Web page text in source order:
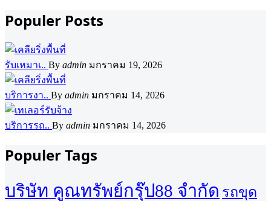
Populer Posts
รับเหมาเ.. By admin มกราคม 19, 2026
บริการงา.. By admin มกราคม 14, 2026
บริการรถ.. By admin มกราคม 14, 2026
Populer Tags
บริษัท คูณทรัพย์กรุ๊ป88 จำกัด รถขุด